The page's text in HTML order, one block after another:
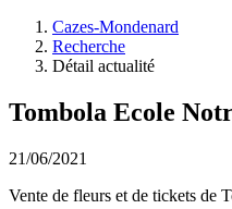
Cazes-Mondenard
Recherche
Détail actualité
Tombola Ecole
21/06/2021
Vente de fleurs et de tickets de